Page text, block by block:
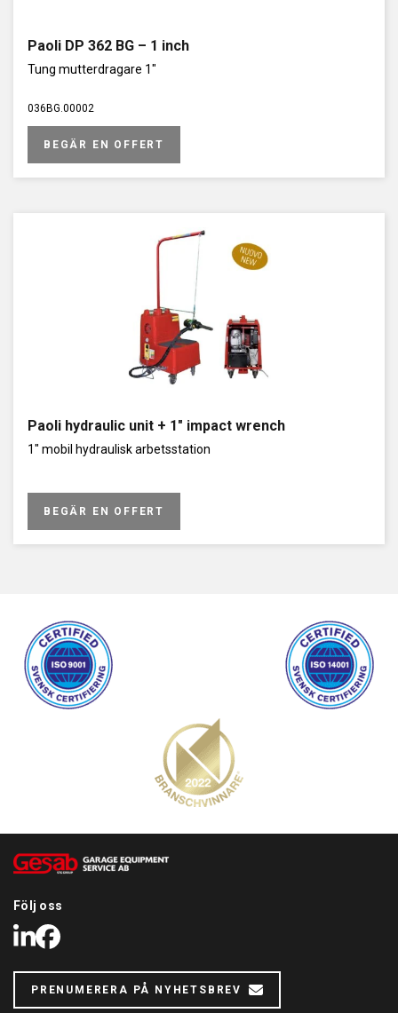
Paoli DP 362 BG – 1 inch
Tung mutterdragare 1"
036BG.00002
BEGÄR EN OFFERT
Paoli hydraulic unit + 1″ impact wrench
1" mobil hydraulisk arbetsstation
BEGÄR EN OFFERT
Följ oss
LinkedIn
Facebook
PRENUMERERA PÅ NYHETSBREV